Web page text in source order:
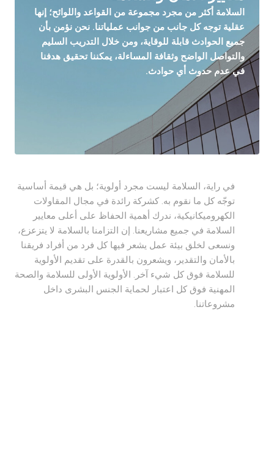
السلامة أكثر من مجرد مجموعة من القواعد واللوائح؛ إنها
عقلية توجه كل جانب من جوانب عملياتنا. نحن نؤمن بأن
جميع الحوادث قابلة للوقاية، ومن خلال التدريب السليم
والتواصل الواضح وثقافة المساءلة، يمكننا تحقيق هدفنا
في عدم حدوث أي حوادث.
في راية، السلامة ليست مجرد أولوية؛ بل هي قيمة أساسية
توجّه كل ما نقوم به. كشركة رائدة في مجال المقاولات
الكهروميكانيكية، ندرك أهمية الحفاظ على أعلى معايير
السلامة في جميع مشاريعنا. إن التزامنا بالسلامة لا يتزعزع،
ونسعى لخلق بيئة عمل يشعر فيها كل فرد من أفراد فريقنا
بالأمان والتقدير، ويشعرون بالقدرة على تقديم الأولوية
للسلامة فوق كل شيء آخر. الأولوية الأولى للسلامة والصحة
المهنية فوق كل اعتبار لحماية الجنس البشرى داخل
مشروعاتنا.